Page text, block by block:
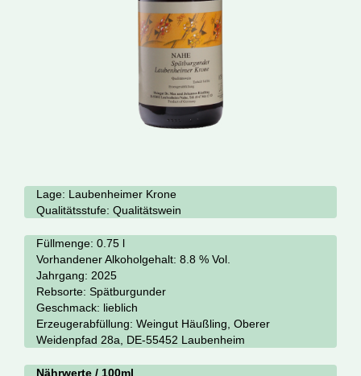
Lage: Laubenheimer Krone
Qualitätsstufe: Qualitätswein
Füllmenge: 0.75 l
Vorhandener Alkoholgehalt: 8.8 % Vol.
Jahrgang: 2025
Rebsorte: Spätburgunder
Geschmack: lieblich
Erzeugerabfüllung: Weingut Häußling, Oberer
Weidenpfad 28a, DE-55452 Laubenheim
Nährwerte / 100ml